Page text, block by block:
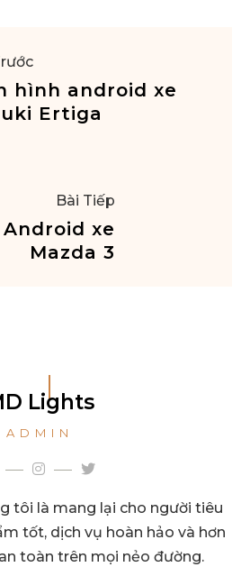
hình android xe
Ertiga
Bài Tiếp
xe
Mazda 3
Lights
ADMIN
tôi là mang lại cho người tiêu
tốt, dịch vụ hoàn hảo và hơn
toàn trên mọi nẻo đường.